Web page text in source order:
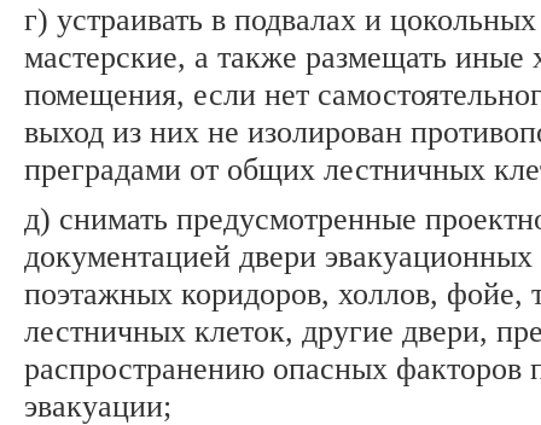
г) устраивать в подвалах и
мастерские, а также размещать иные
помещения, если нет
выход из них не изолирован
преградами от общих лестничных
д) снимать предусмотренные
документацией двери эвакуационных
поэтажных коридоров, холлов, фойе,
лестничных клеток, другие двери,
распространению опасных факторов
эвакуации;